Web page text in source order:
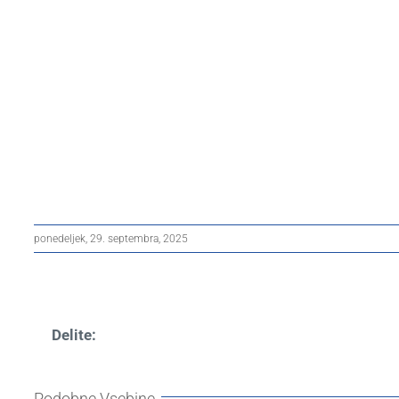
ponedeljek, 29. septembra, 2025
Delite: